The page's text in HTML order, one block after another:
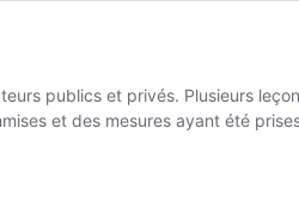
publics et privés. Plusieurs
et des mesures ayant été